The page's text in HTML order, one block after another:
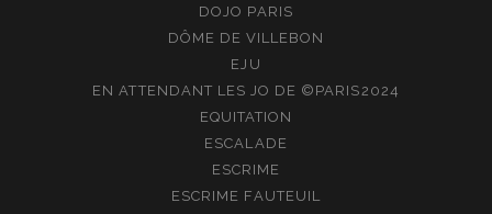
DOJO PARIS
DÔME DE VILLEBON
EJU
EN ATTENDANT LES JO DE ©PARIS2024
EQUITATION
ESCALADE
ESCRIME
ESCRIME FAUTEUIL